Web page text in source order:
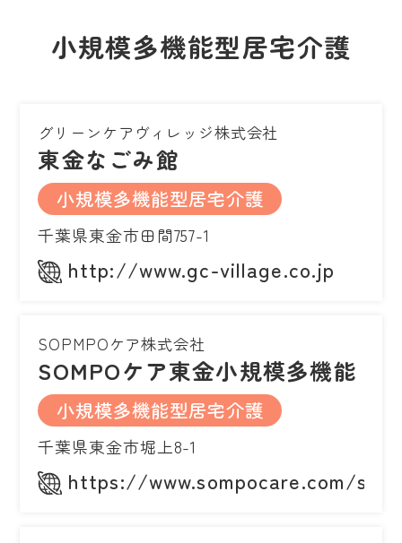
小規模多機能型居宅介護
グリーンケアヴィレッジ株式会社
東金なごみ館
小規模多機能型居宅介護
千葉県東金市田間757-1
http://www.gc-village.co.jp
SOPMPOケア株式会社
SOMPOケア東金小規模多機能
小規模多機能型居宅介護
千葉県東金市堀上8-1
https://www.sompocare.com/